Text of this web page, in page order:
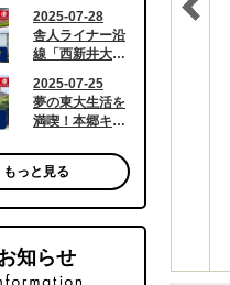
もっと見る
知らせ